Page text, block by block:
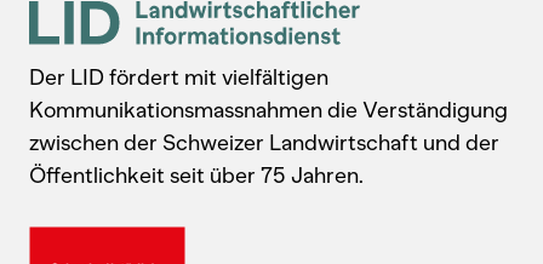
Der LID fördert mit vielfältigen
Kommunikationsmassnahmen die Verständigung
zwischen der Schweizer Landwirtschaft und der
Öffentlichkeit seit über 75 Jahren.